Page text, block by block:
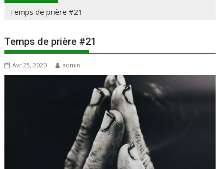
Temps de prière #21
Temps de prière #21
Avr 25, 2020 admin